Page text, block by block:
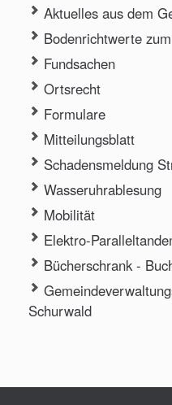
Aktuelles aus dem
Bodenrichtwerte
Fundsachen
Ortsrecht
Formulare
Mitteilungsblatt
Schadensmeldung
Wasseruhrablesung
Mobilität
Elektro-
Bücherschrank -
Schurwald